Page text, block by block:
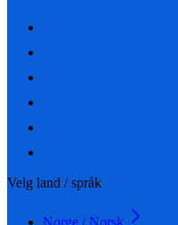
Velg land / språk
Norge / Norsk